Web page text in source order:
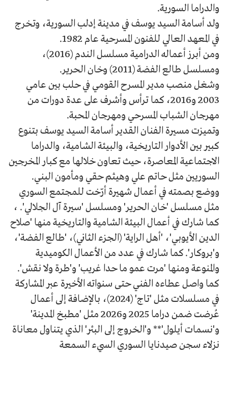
والدراما السورية.
ولد أسامة السيد يوسف في مدينة إدلب السورية، وتخرج
في المعهد العالي للفنون المسرحية عام 1982.
ومن أبرز أعماله الدرامية مسلسل الندم (2016)،
ومسلسل طالع الفضة (2011) وخان الحرير.
وشغل منصب مدير المسرح القومي في حلب بين عامي
2003 و2016، كما ترأس وأشرف على عدة دورات من
مهرجان الشباب المسرحي ومهرجان المحبة.
وتميزت مسيرة الفنان القدير أسامة السيد يوسف بتنوع
كبير بين الأدوار التاريخية، والبيئة الشامية، والدراما
الاجتماعية المعاصرة، حيث تعاون خلالها مع كبار المخرجين
السوريين مثل حاتم علي وهيثم حقي ومأمون البني.
ووضع بصمته في أعمال شهيرة أرّخت للمجتمع السوري
مثل مسلسل 'خان الحرير' ومسلسل 'سيرة آل الجلالي'. ،
كما شارك في أعمال البيئة الشامية والتاريخية منها 'صلاح
الدين الأيوبي'، 'أهل الراية' (الجزء الثاني)، 'طالع الفضة'،
و'بروكار'. كما شارك في عدد من الأعمال الكوميدية
والمنوعة ومنها 'مرت عمو ما حدا غريب' و'طرة ولا نقش'.
كما واصل عطاءه الفني حتى سنواته الأخيرة عبر المشاركة
في مسلسلات مثل 'تاج' (2024)، بالإضافة إلى أعمال
عُرضت ضمن دراما 2025 و2026 مثل 'مطبخ المدينة'
و'نسمات أيلول'** و'الخروج إلى البئر' الذي يتناول معاناة
نزلاء سجن صيدنايا السوري السيء السمعة